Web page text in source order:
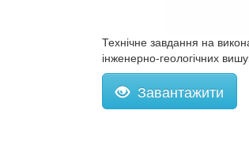
Технічне завдання на
інженерно-геологічних
Завантажити